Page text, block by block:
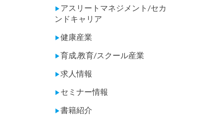
▶ アスリートマネジメント/セカ
ンドキャリア
▶健康産業
▶育成,教育/スクール産業
▶求人情報
▶ セミナー情報
▶書籍紹介